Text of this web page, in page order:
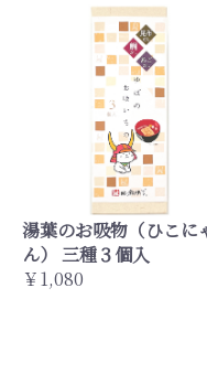
湯葉のお吸物（ひこに
ん） 三種３個入
￥1,080